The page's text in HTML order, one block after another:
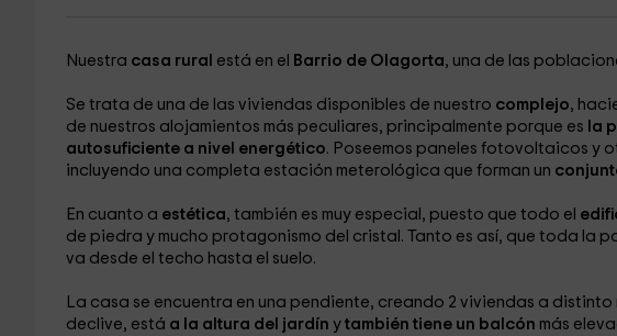
Nuestra casa rural está en el Barrio de Olagorta, una de las
Se trata de una de las viviendas disponibles de nuestro complejo,
de nuestros alojamientos más peculiares, principalmente porque es la
autosuficiente a nivel energético. Poseemos paneles fotovoltaicos y
incluyendo una completa estación meterológica que forman un
En cuanto a estética, también es muy especial, puesto que todo el
de piedra y mucho protagonismo del cristal. Tanto es así, que toda la
va desde el techo hasta el suelo.
La casa se encuentra en una pendiente, creando 2 viviendas a distinto
declive, está a la altura del jardín y también tiene un balcón más